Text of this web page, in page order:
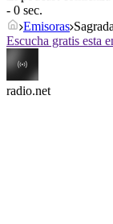
- 0 sec.
Emisoras
Escucha gratis esta
radio.net